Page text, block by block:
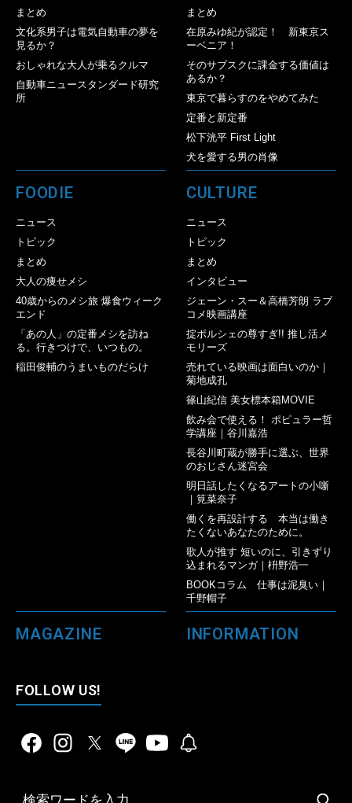
まとめ
文化系男子は電気自動車の夢を
見るか？
おしゃれな大人が乗るクルマ
自動車ニュースタンダード研究
所
まとめ
在原みゆ紀が認定！ 新東京ス
ーベニア！
そのサブスクに課金する価値は
あるか？
東京で暮らすのをやめてみた
定番と新定番
松下洸平 First Light
犬を愛する男の肖像
FOODIE
ニュース
トピック
まとめ
大人の痩せメシ
40歳からのメシ旅 爆食ウィーク
エンド
「あの人」の定番メシを訪ね
る。行きつけで、いつもの。
稲田俊輔のうまいものだらけ
CULTURE
ニュース
トピック
まとめ
インタビュー
ジェーン・スー＆高橋芳朗 ラブ
コメ映画講座
掟ポルシェの尊すぎ!! 推し活メ
モリーズ
売れている映画は面白いのか｜
菊地成孔
篠山紀信 美女標本箱MOVIE
飲み会で使える！ ポピュラー哲
学講座｜谷川嘉浩
長谷川町蔵が勝手に選ぶ、世界
のおじさん迷宮会
明日話したくなるアートの小噺
｜筧菜奈子
働くを再設計する 本当は働き
たくないあなたのために。
歌人が推す 短いのに、引きずり
込まれるマンガ｜枡野浩一
BOOKコラム 仕事は泥臭い｜
千野帽子
MAGAZINE INFORMATION
FOLLOW US!